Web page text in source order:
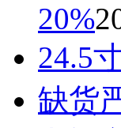
20%
24.5
缺货